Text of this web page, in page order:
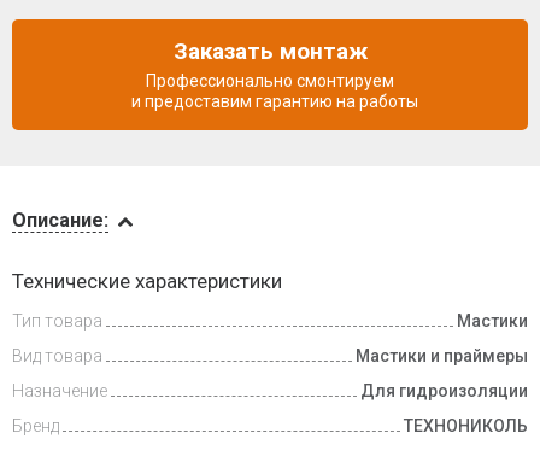
и оплата
Описание:
Технические характеристики
Тип товара
Мастики
Вид товара
Мастики и праймеры
Назначение
Для гидроизоляции
Бренд
ТЕХНОНИКОЛЬ
Заказать монтаж
Профессионально смонтируем
и предоставим гарантию на работы